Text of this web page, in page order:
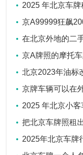
2025 年北京车牌
盛昂京牌
京A99999狂飙
贵过四合院！_盛
在北京外地的二
是什么？
京A牌照的摩托
北京2023年油标
起来看看
京牌车辆可以在
2025 年北京小
昂京牌
把北京车牌照租
来呢？
2025年北京车牌